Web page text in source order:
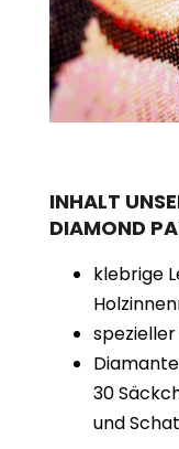
INHALT
DIAMOND
klebrige
30
und